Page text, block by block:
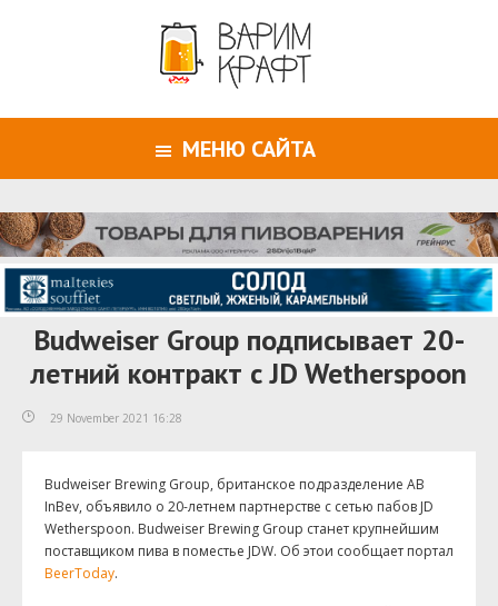
МЕНЮ САЙТА
Budweiser Group подписывает 20-
летний контракт с JD Wetherspoon
29 November 2021 16:28
Budweiser Brewing Group, британское подразделение AB
InBev, объявило о 20-летнем партнерстве с сетью пабов JD
Wetherspoon. Budweiser Brewing Group станет крупнейшим
поставщиком пива в поместье JDW. Об этои сообщает портал
BeerToday.